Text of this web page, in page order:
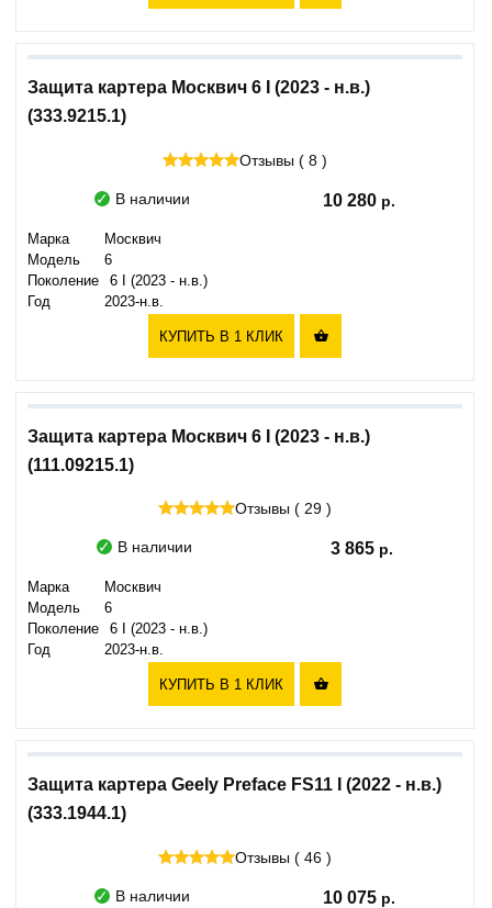
Защита картера Москвич 6 I (2023 - н.в.)
(333.9215.1)
Отзывы ( 8 )
В наличии 10 280
Марка
Москвич
Модель
6
Поколение
6 I (2023 - н.в.)
Год
2023-н.в.
КУПИТЬ В 1 КЛИК 
Защита картера Москвич 6 I (2023 - н.в.)
(111.09215.1)
Отзывы ( 29 )
В наличии 3 865
Марка
Москвич
Модель
6
Поколение
6 I (2023 - н.в.)
Год
2023-н.в.
КУПИТЬ В 1 КЛИК 
Защита картера Geely Preface FS11 I (2022 - н.в.)
(333.1944.1)
Отзывы ( 46 )
В наличии 10 075